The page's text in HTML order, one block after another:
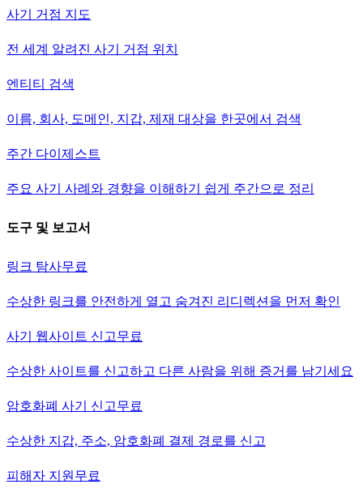
사기 거점 지도
전 세계 알려진 사기 거점 위치
엔티티 검색
이름, 회사, 도메인, 지갑, 제재 대상을 한곳에서 검색
주간 다이제스트
주요 사기 사례와 경향을 이해하기 쉽게 주간으로 정리
도구 및 보고서
링크 탐사무료
수상한 링크를 안전하게 열고 숨겨진 리디렉션을 먼저 확인
사기 웹사이트 신고무료
수상한 사이트를 신고하고 다른 사람을 위해 증거를 남기세요
암호화폐 사기 신고무료
수상한 지갑, 주소, 암호화폐 결제 경로를 신고
피해자 지원 무료